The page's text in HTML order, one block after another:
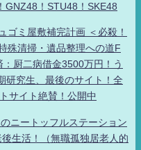
GNZ48！STU48！SKE48
ゴミ屋敷補完計画 ＜必殺！
殊清掃・遺品整理への道F
厨二病借金3500万円！う
研究生、最後のサイト！全
サイト絶賛！公開中
ニートッフルステーション
生活！（無職孤独居老人的